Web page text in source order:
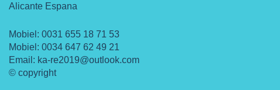
Alicante Espana
Mobiel: 0031 655 18 71 53
Mobiel: 0034 647 62 49 21
Email: ka-re2019@outlook.com
© copyright